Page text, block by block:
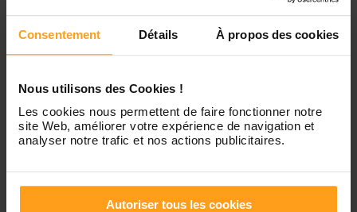
Consentement Détails À propos des cookies
Nous utilisons des Cookies !
Les cookies nous permettent de faire fonctionner notre
site Web, améliorer votre expérience de navigation et
analyser notre trafic et nos actions publicitaires.
Autoriser tous les cookies
Services proposés
Garde d’enfants